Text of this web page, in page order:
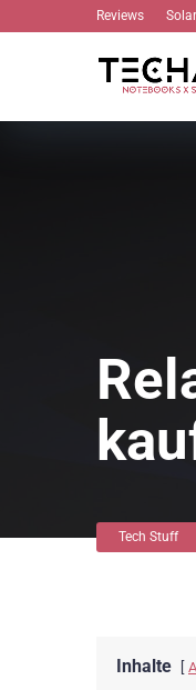
Reviews Solar
Tech Stuff
Inhalte